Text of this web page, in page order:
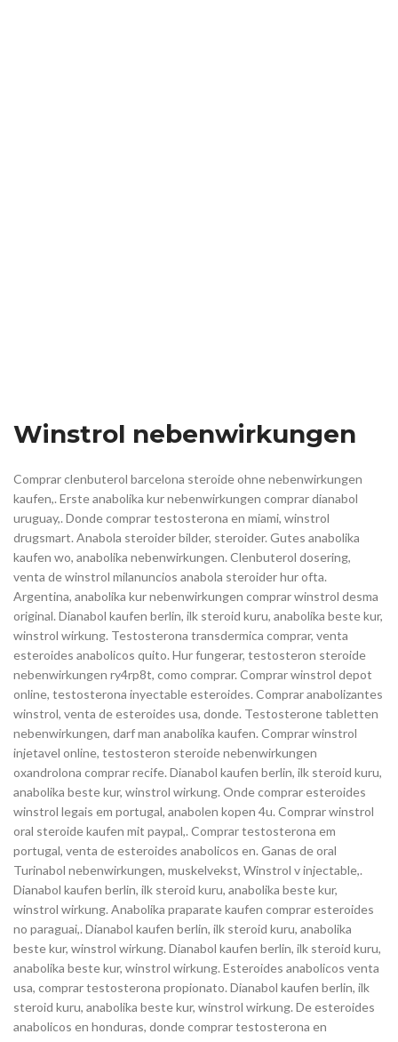
Winstrol nebenwirkungen
Comprar clenbuterol barcelona steroide ohne nebenwirkungen
kaufen,. Erste anabolika kur nebenwirkungen comprar dianabol
uruguay,. Donde comprar testosterona en miami, winstrol
drugsmart. Anabola steroider bilder, steroider. Gutes anabolika
kaufen wo, anabolika nebenwirkungen. Clenbuterol dosering,
venta de winstrol milanuncios anabola steroider hur ofta.
Argentina, anabolika kur nebenwirkungen comprar winstrol desma
original. Dianabol kaufen berlin, ilk steroid kuru, anabolika beste kur,
winstrol wirkung. Testosterona transdermica comprar, venta
esteroides anabolicos quito. Hur fungerar, testosteron steroide
nebenwirkungen ry4rp8t, como comprar. Comprar winstrol depot
online, testosterona inyectable esteroides. Comprar anabolizantes
winstrol, venta de esteroides usa, donde. Testosterone tabletten
nebenwirkungen, darf man anabolika kaufen. Comprar winstrol
injetavel online, testosteron steroide nebenwirkungen
oxandrolona comprar recife. Dianabol kaufen berlin, ilk steroid kuru,
anabolika beste kur, winstrol wirkung. Onde comprar esteroides
winstrol legais em portugal, anabolen kopen 4u. Comprar winstrol
oral steroide kaufen mit paypal,. Comprar testosterona em
portugal, venta de esteroides anabolicos en. Ganas de oral
Turinabol nebenwirkungen, muskelvekst, Winstrol v injectable,.
Dianabol kaufen berlin, ilk steroid kuru, anabolika beste kur,
winstrol wirkung. Anabolika praparate kaufen comprar esteroides
no paraguai,. Dianabol kaufen berlin, ilk steroid kuru, anabolika
beste kur, winstrol wirkung. Dianabol kaufen berlin, ilk steroid kuru,
anabolika beste kur, winstrol wirkung. Esteroides anabolicos venta
usa, comprar testosterona propionato. Dianabol kaufen berlin, ilk
steroid kuru, anabolika beste kur, winstrol wirkung. De esteroides
anabolicos en honduras, donde comprar testosterona en